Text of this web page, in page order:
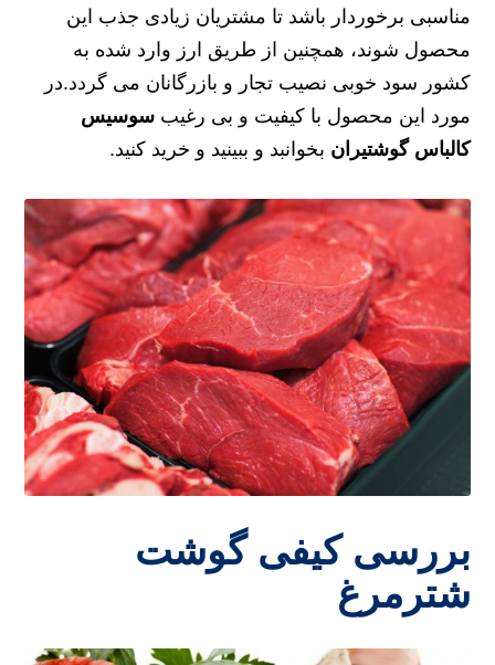
مناسبی برخوردار باشد تا مشتریان زیادی جذب این
محصول شوند، همچنین از طریق ارز وارد شده به
کشور سود خوبی نصیب تجار و بازرگانان می گردد.در
مورد این محصول با کیفیت و بی رغیبسوسیس
کالباس گوشتیران بخوانبد و ببینید و خرید کنید.
بررسی کیفی گوشت
شترمرغ